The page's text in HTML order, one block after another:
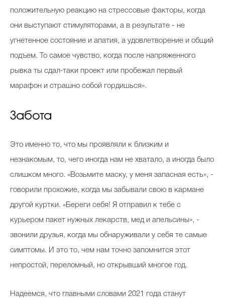
положительную реакцию на стрессовые факторы, когда
они выступают стимуляторами, а в результате - не
угнетенное состояние и апатия, а удовлетворение и общий
подъем. То самое чувство, когда после напряженного
рывка ты сдал-таки проект или пробежал первый
марафон и страшно собой гордишься».
Забота
Это именно то, что мы проявляли к близким и
незнакомым, то, чего иногда нам не хватало, а иногда было
слишком много. «Возьмите маску, у меня запасная есть», -
говорили прохожие, когда мы забывали свою в кармане
другой куртки. «Береги себя! Я отправил к тебе с
курьером пакет нужных лекарств, мед и апельсины», -
звонили друзья, когда мы обнаруживали у себя те самые
симптомы. И это то, чем нам точно запомнится этот
непростой, переломный, но открывший многое год.
Надеемся, что главными словами 2021 года станут